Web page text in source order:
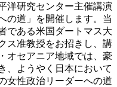
洋研究センター主催講演
の道」を開催します。当
である米国ダートマス大
ス准教授をお招きし、講
オセアニア地域では、豪
、ようやく日本において
女性政治リーダーへの道